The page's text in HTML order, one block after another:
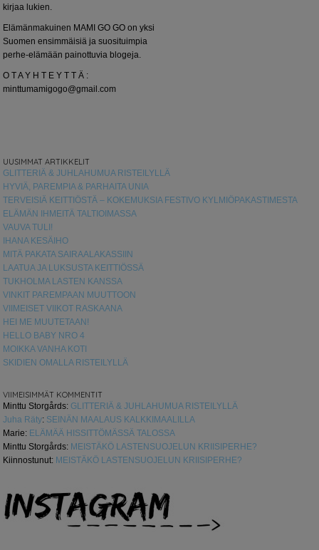
kirjaa lukien.
Elämänmakuinen MAMI GO GO on yksi
Suomen ensimmäisiä ja suosituimpia
perhe-elämään painottuvia blogeja.
O T A Y H T E Y T T Ä :
minttumamigogo@gmail.com
UUSIMMAT ARTIKKELIT
GLITTERIÄ & JUHLAHUMUA RISTEILYLLÄ
HYVIÄ, PAREMPIA & PARHAITA UNIA
TERVEISIÄ KEITTIÖSTÄ – KOKEMUKSIA FESTIVO KYLMIÖPAKASTIMESTA
ELÄMÄN IHMEITÄ TALTIOIMASSA
VAUVA TULI!
IHANA KESÄIHO
MITÄ PAKATA SAIRAALAKASSIIN
LAATUA JA LUKSUSTA KEITTIÖSSÄ
TUKHOLMA LASTEN KANSSA
VINKIT PAREMPAAN MUUTTOON
VIIMEISET VIIKOT RASKAANA
HEI ME MUUTETAAN!
HELLO BABY NRO 4
MOIKKA VANHA KOTI
SKIDIEN OMALLA RISTEILYLLÄ
VIIMEISIMMÄT KOMMENTIT
Minttu Storgårds: GLITTERIÄ & JUHLAHUMUA RISTEILYLLÄ
Juha Räty: SEINÄN MAALAUS KALKKIMAALILLA
Marie: ELÄMÄÄ HISSITTÖMÄSSÄ TALOSSA
Minttu Storgårds: MEISTÄKÖ LASTENSUOJELUN KRIISIPERHE?
Kiinnostunut: MEISTÄKÖ LASTENSUOJELUN KRIISIPERHE?